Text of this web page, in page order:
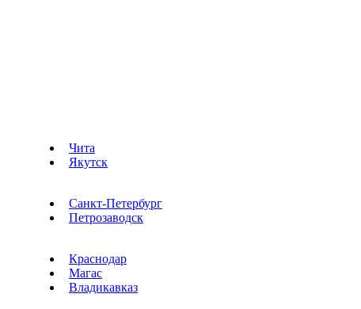
Чита
Якутск
Санкт-Петербург
Петрозаводск
Краснодар
Магас
Владикавказ